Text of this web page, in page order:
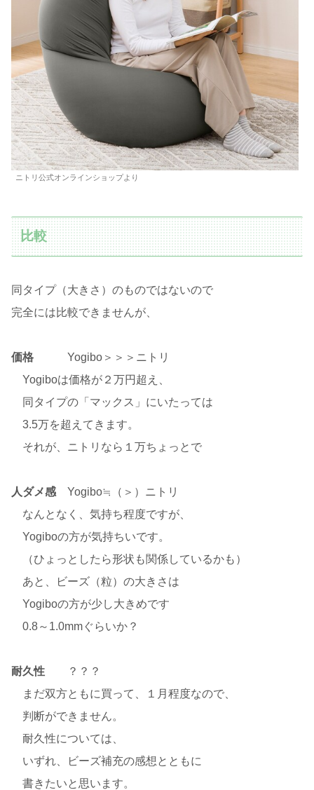
ニトリ公式オンラインショップより
比較
同タイプ（大きさ）のものではないので
完全には比較できませんが、
価格 Yogibo＞＞＞ニトリ
Yogiboは価格が２万円超え、
同タイプの「マックス」にいたっては
3.5万を超えてきます。
それが、ニトリなら１万ちょっとで
人ダメ感 Yogibo≒（＞）ニトリ
なんとなく、気持ち程度ですが、
Yogiboの方が気持ちいです。
（ひょっとしたら形状も関係しているかも）
あと、ビーズ（粒）の大きさは
Yogiboの方が少し大きめです
0.8～1.0mmぐらいか？
耐久性 ？？？
まだ双方ともに買って、１月程度なので、
判断ができません。
耐久性については、
いずれ、ビーズ補充の感想とともに
書きたいと思います。